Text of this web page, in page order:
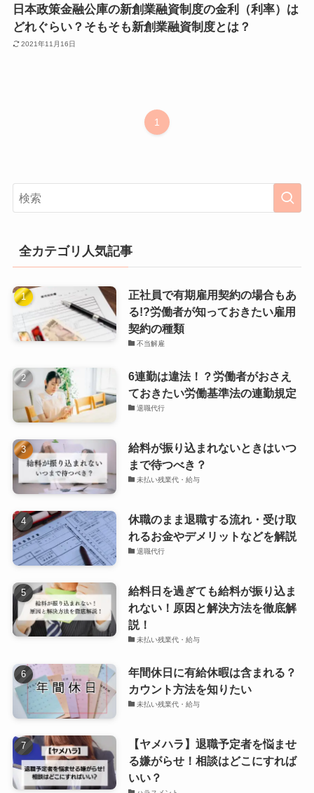
日本政策金融公庫の新創業融資制度の金利（利率）は
どれぐらい？そもそも新創業融資制度とは？
2021年11月16日
1
全カテゴリ人気記事
正社員で有期雇用契約の場合もあ
る!?労働者が知っておきたい雇用
契約の種類
不当解雇
6連勤は違法！？労働者がおさえ
ておきたい労働基準法の連勤規定
退職代行
給料が振り込まれないときはいつ
まで待つべき？
未払い残業代・給与
休職のまま退職する流れ・受け取
れるお金やデメリットなどを解説
退職代行
給料日を過ぎても給料が振り込ま
れない！原因と解決方法を徹底解
説！
未払い残業代・給与
年間休日に有給休暇は含まれる？
カウント方法を知りたい
未払い残業代・給与
【ヤメハラ】退職予定者を悩ませ
る嫌がらせ！相談はどこにすれば
いい？